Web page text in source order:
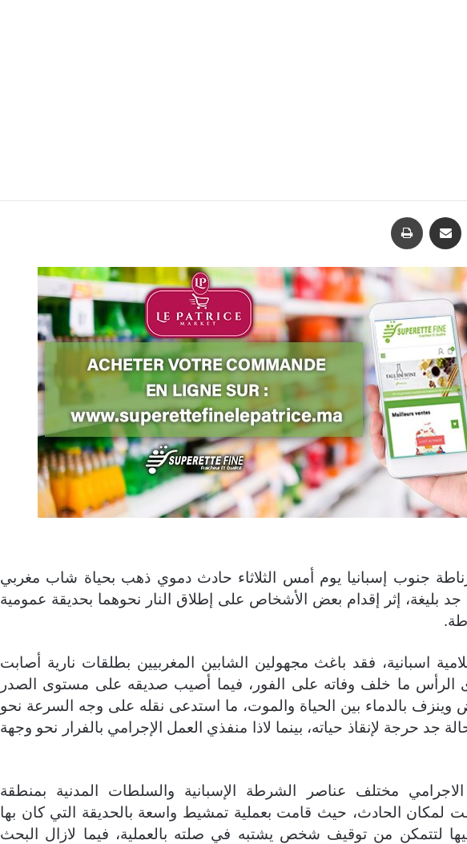
ماسنجر مشاركة عبر البريد
جنوب إسبانيا يوم أمس الثلاثاء حادث دموي ذهب بحياة شاب مغربي
بليغة، إثر إقدام بعض الأشخاص على إطلاق النار نحوهما بحديقة عمومية
اسبانية، فقد باغث مجهولين الشابين المغربيين بطلقات نارية أصابت
الرأس ما خلف وفاته على الفور، فيما أصيب صديقه على مستوى الصدر
بالدماء بين الحياة والموت، ما استدعى نقله على وجه السرعة نحو
جد حرجة لإنقاذ حياته، بينما لاذا منفذي العمل الإجرامي بالفرار نحو وجهة
مختلف عناصر الشرطة الإسبانية والسلطات المدنية بمنطقة
لمكان الحادث، حيث قامت بعملية تمشيط واسعة بالحديقة التي كان بها
لتتمكن من توقيف شخص يشتبه في صلته بالعملية، فيما لازال البحث